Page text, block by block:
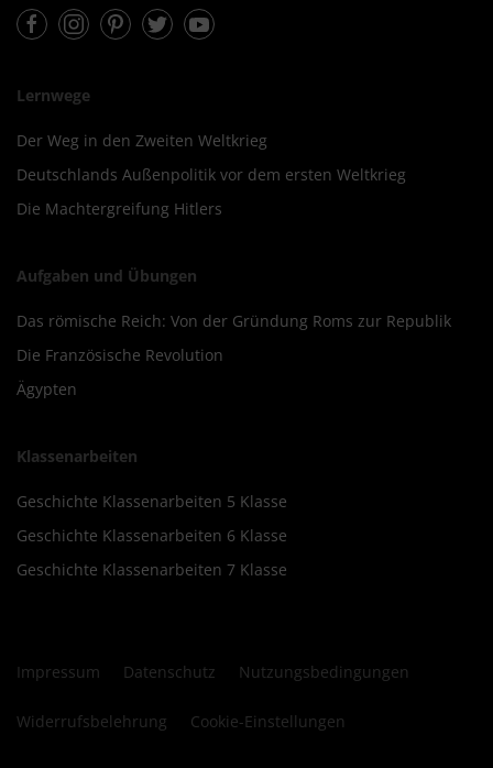
FacebookInstagramPinterestTwitterYoutube
Lernwege
Der Weg in den Zweiten Weltkrieg
Deutschlands Außenpolitik vor dem ersten Weltkrieg
Die Machtergreifung Hitlers
Aufgaben und Übungen
Das römische Reich: Von der Gründung Roms zur Republik
Die Französische Revolution
Ägypten
Klassenarbeiten
Geschichte Klassenarbeiten 5 Klasse
Geschichte Klassenarbeiten 6 Klasse
Geschichte Klassenarbeiten 7 Klasse
Impressum Datenschutz Nutzungsbedingungen
Widerrufsbelehrung Cookie-Einstellungen